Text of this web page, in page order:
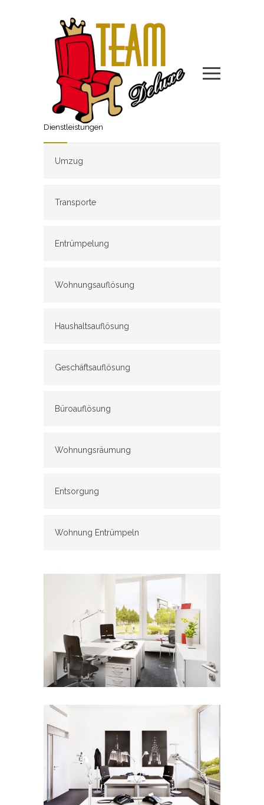
Dienstleistungen
Umzug
Transporte
Entrümpelung
Wohnungsauflösung
Haushaltsauflösung
Geschäftsauflösung
Büroauflösung
Wohnungsräumung
Entsorgung
Wohnung Entrümpeln